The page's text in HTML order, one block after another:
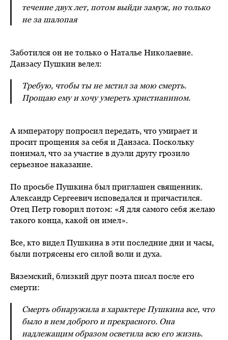
течение двух лет, потом выйди замуж, но только
не за шалопая
Заботился он не только о Наталье Николаевне.
Данзасу Пушкин велел:
Требую, чтобы ты не мстил за мою смерть.
Прощаю ему и хочу умереть христианином.
А императору попросил передать, что умирает и
просит прощения за себя и Данзаса. Поскольку
понимал, что за участие в дуэли другу грозило
серьезное наказание.
По просьбе Пушкина был приглашен священник.
Александр Сергеевич исповедался и причастился.
Отец Петр говорил потом: «Я для самого себя желаю
такого конца, какой он имел».
Все, кто видел Пушкина в эти последние дни и часы,
были потрясены его силой воли и духа.
Вяземский, близкий друг поэта писал после его
смерти:
Смерть обнаружила в характере Пушкина все, что
было в нем доброго и прекрасного. Она
надлежащим образом осветила всю его жизнь.